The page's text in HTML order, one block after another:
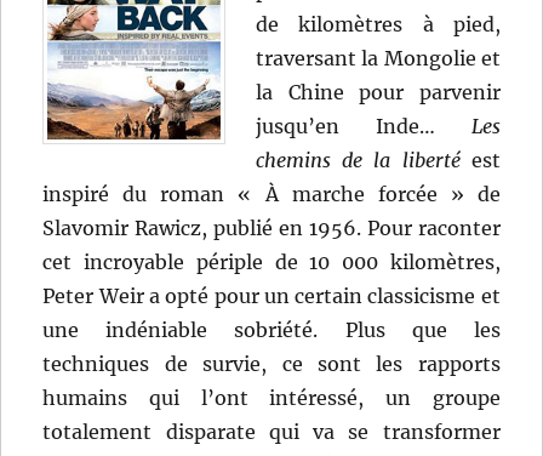
de kilomètres à pied,
traversant la Mongolie et
la Chine pour parvenir
jusqu’en Inde… Les
chemins de la libertéest
inspiré du roman « À marche forcée » de
Slavomir Rawicz, publié en 1956. Pour raconter
cet incroyable périple de 10 000 kilomètres,
Peter Weir a opté pour un certain classicisme et
une indéniable sobriété. Plus que les
techniques de survie, ce sont les rapports
humains qui l’ont intéressé, un groupe
totalement disparate qui va se transformer